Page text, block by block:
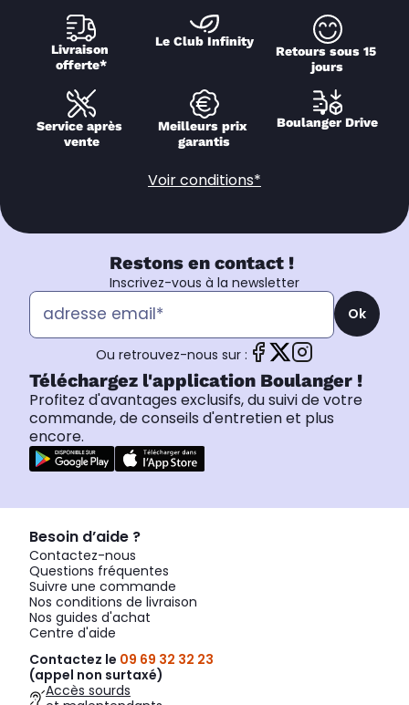
Livraison
offerte*
Le Club Infinity
Retours sous 15
jours
Service après
vente
Meilleurs prix
garantis
Boulanger Drive
Voir conditions*
Restons en contact !
Inscrivez-vous à la newsletter
Ok
Ou retrouvez-nous sur :
Téléchargez l'application Boulanger !
Profitez d'avantages exclusifs, du suivi de votre
commande, de conseils d'entretien et plus
encore.
Besoin d’aide ?
Contactez-nous
Questions fréquentes
Suivre une commande
Nos conditions de livraison
Nos guides d'achat
Centre d'aide
Contactez le 09 69 32 32 23
(appel non surtaxé)
Accès sourds